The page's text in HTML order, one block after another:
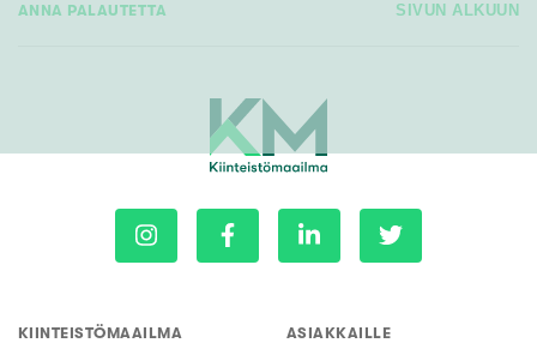
ANNA PALAUTETTA SIVUN ALKUUN
KIINTEISTÖMAAILMA ASIAKKAILLE